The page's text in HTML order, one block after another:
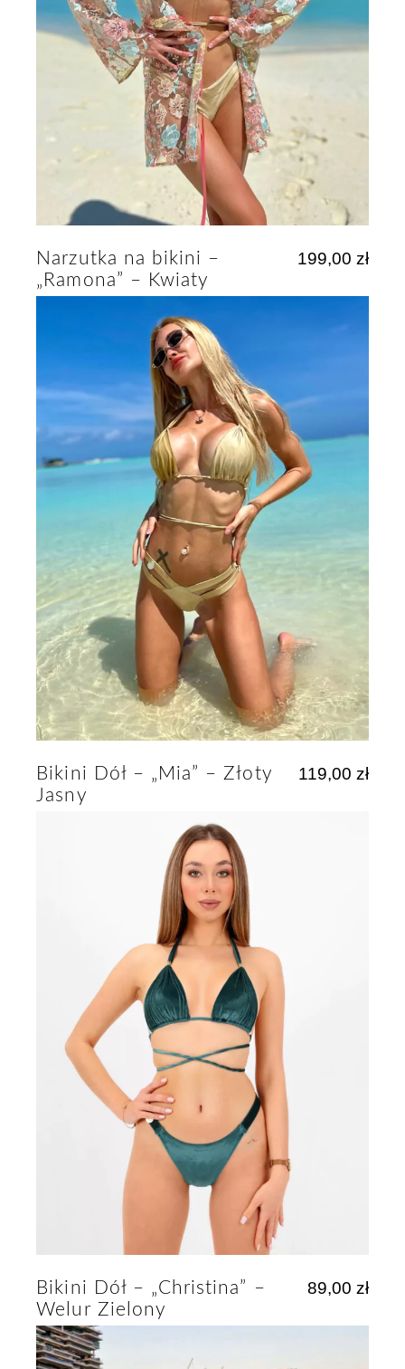
Narzutka na bikini –
„Ramona” – Kwiaty
199,00 zł
Bikini Dół – „Mia” – Złoty
Jasny
119,00 zł
Bikini Dół – „Christina” –
Welur Zielony
89,00 zł